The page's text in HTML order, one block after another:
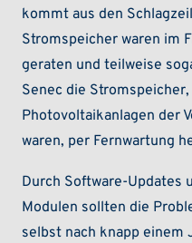
kommt aus den
Stromspeicher waren im
geraten und teilweise
Senec die
Photovoltaikanlagen der
waren, per Fernwartung
Durch Software-Updates
Modulen sollten die
selbst nach knapp einem